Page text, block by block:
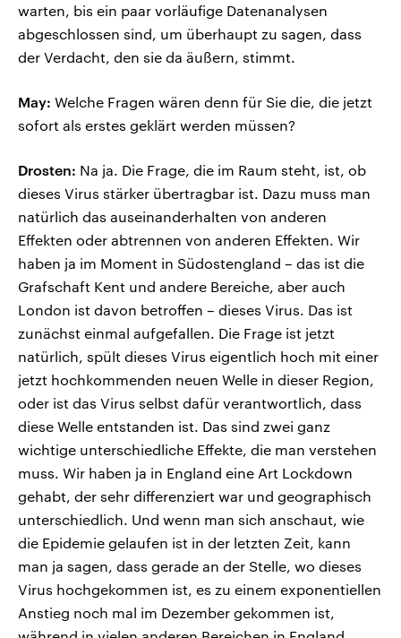
warten, bis ein paar vorläufige Datenanalysen
abgeschlossen sind, um überhaupt zu sagen, dass
der Verdacht, den sie da äußern, stimmt.
May: Welche Fragen wären denn für Sie die, die jetzt
sofort als erstes geklärt werden müssen?
Drosten: Na ja. Die Frage, die im Raum steht, ist, ob
dieses Virus stärker übertragbar ist. Dazu muss man
natürlich das auseinanderhalten von anderen
Effekten oder abtrennen von anderen Effekten. Wir
haben ja im Moment in Südostengland – das ist die
Grafschaft Kent und andere Bereiche, aber auch
London ist davon betroffen – dieses Virus. Das ist
zunächst einmal aufgefallen. Die Frage ist jetzt
natürlich, spült dieses Virus eigentlich hoch mit einer
jetzt hochkommenden neuen Welle in dieser Region,
oder ist das Virus selbst dafür verantwortlich, dass
diese Welle entstanden ist. Das sind zwei ganz
wichtige unterschiedliche Effekte, die man verstehen
muss. Wir haben ja in England eine Art Lockdown
gehabt, der sehr differenziert war und geographisch
unterschiedlich. Und wenn man sich anschaut, wie
die Epidemie gelaufen ist in der letzten Zeit, kann
man ja sagen, dass gerade an der Stelle, wo dieses
Virus hochgekommen ist, es zu einem exponentiellen
Anstieg noch mal im Dezember gekommen ist,